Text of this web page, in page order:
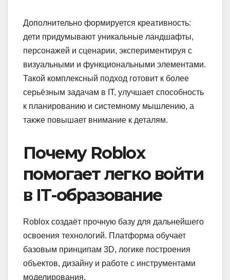
Дополнительно формируется креативность:
дети придумывают уникальные ландшафты,
персонажей и сценарии, экспериментируя с
визуальными и функциональными элементами.
Такой комплексный подход готовит к более
серьёзным задачам в IT, улучшает способность
к планированию и системному мышлению, а
также повышает внимание к деталям.
Почему Roblox
помогает легко войти
в IT-образование
Roblox создаёт прочную базу для дальнейшего
освоения технологий. Платформа обучает
базовым принципам 3D, логике построения
объектов, дизайну и работе с инструментами
моделирования.